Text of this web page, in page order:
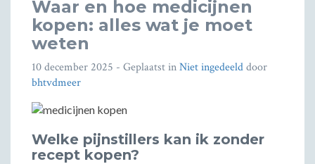
Waar en hoe medicijnen
kopen: alles wat je moet
weten
10 december 2025 - Geplaatst inNiet ingedeelddoor
bhtvdmeer
Welke pijnstillers kan ik zonder
recept kopen?